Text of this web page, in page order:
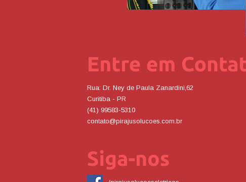
Rua: Dr. Ney de Paula Zanardini,62
Curitiba - PR
(41) 99583-5310
contato@pirajusolucoes.com.br